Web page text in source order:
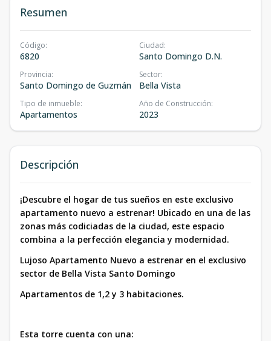
Resumen
Código:
6820
Ciudad:
Santo Domingo D.N.
Provincia:
Santo Domingo de Guzmán
Sector:
Bella Vista
Tipo de inmueble:
Apartamentos
Año de Construcción:
2023
Descripción
¡Descubre el hogar de tus sueños en este exclusivo
apartamento nuevo a estrenar! Ubicado en una de las
zonas más codiciadas de la ciudad, este espacio
combina a la perfección elegancia y modernidad.
Lujoso Apartamento Nuevo a estrenar en el exclusivo
sector de Bella Vista Santo Domingo
Apartamentos de 1,2 y 3 habitaciones.
Esta torre cuenta con una: